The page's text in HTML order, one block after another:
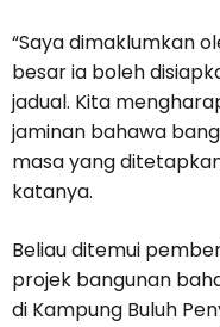
“Saya dimaklumkan
besar ia boleh
jadual. Kita
jaminan bahawa
masa yang
katanya.
Beliau ditemui
projek bangunan
di Kampung Buluh